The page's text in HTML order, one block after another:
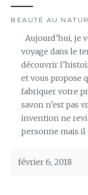
BEAUTÉ AU
Aujourd’hui, je
voyage dans le
découvrir
et vous propose
fabriquer votre
savon n’est pas
invention ne
personne mais il
février 6, 2018